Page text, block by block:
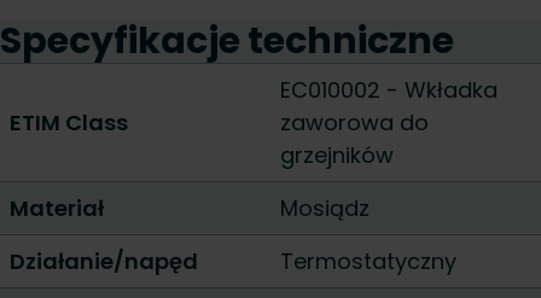
Specyfikacje techniczne
ETIM Class
EC010002 - Wkładka
zaworowa do
grzejników
Materiał
Mosiądz
Działanie/napęd
Termostatyczny